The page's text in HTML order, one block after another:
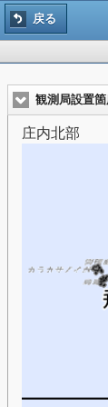
戻る
観測局設置
庄内北部